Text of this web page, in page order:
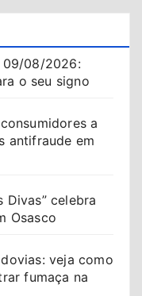
09/08/2026:
o seu signo
a
antifraude em
Divas” celebra
Osasco
veja como
fumaça na